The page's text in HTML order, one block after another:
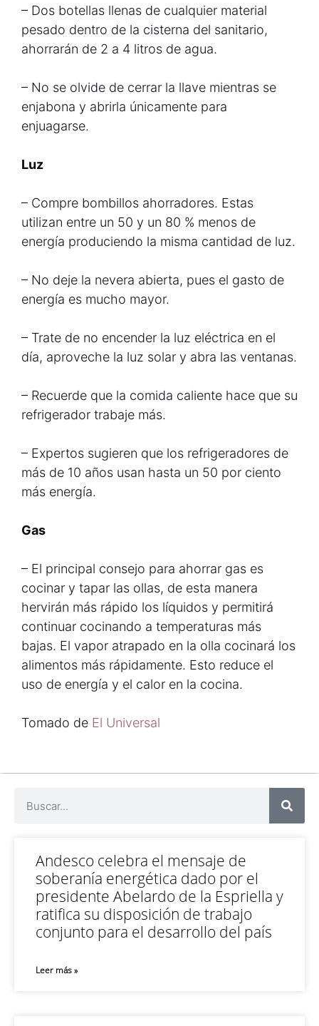
– Dos botellas llenas de cualquier material
pesado dentro de la cisterna del sanitario,
ahorrarán de 2 a 4 litros de agua.
– No se olvide de cerrar la llave mientras se
enjabona y abrirla únicamente para
enjuagarse.
Luz
– Compre bombillos ahorradores. Estas
utilizan entre un 50 y un 80 % menos de
energía produciendo la misma cantidad de luz.
– No deje la nevera abierta, pues el gasto de
energía es mucho mayor.
– Trate de no encender la luz eléctrica en el
día, aproveche la luz solar y abra las ventanas.
– Recuerde que la comida caliente hace que su
refrigerador trabaje más.
– Expertos sugieren que los refrigeradores de
más de 10 años usan hasta un 50 por ciento
más energía.
Gas
– El principal consejo para ahorrar gas es
cocinar y tapar las ollas, de esta manera
hervirán más rápido los líquidos y permitirá
continuar cocinando a temperaturas más
bajas. El vapor atrapado en la olla cocinará los
alimentos más rápidamente. Esto reduce el
uso de energía y el calor en la cocina.
Tomado de El Universal
Andesco celebra el mensaje de
soberanía energética dado por el
presidente Abelardo de la Espriella y
ratifica su disposición de trabajo
conjunto para el desarrollo del país
Leer más »